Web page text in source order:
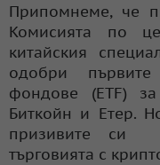
Припомнеме, че
Комисията по
китайския
одобри
фондове (ETF)
Биткойн и Етер.
призивите си
търговията с